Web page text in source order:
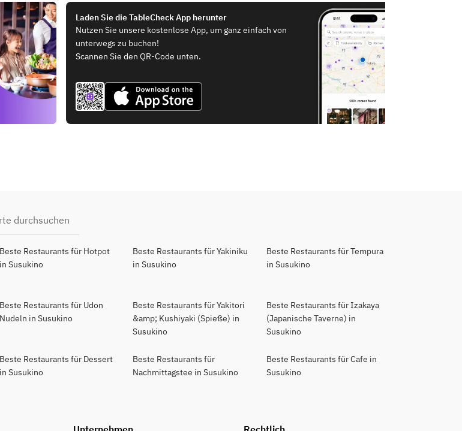
Laden Sie die TableCheck App herunter
Nutzen Sie unsere kostenlose App, um ganz einfach von
unterwegs zu buchen!
Scannen Sie den QR-Code unten.
durchsuchen
Beste Restaurants für Hotpot
in Susukino
Beste Restaurants für Yakiniku
in Susukino
Beste Restaurants für Tempura
in Susukino
Beste Restaurants für Udon
Nudeln in Susukino
Beste Restaurants für Yakitori
&amp; Kushiyaki (Spieße) in
Susukino
Beste Restaurants für Izakaya
(Japanische Taverne) in
Susukino
Beste Restaurants für Dessert
in Susukino
Beste Restaurants für
Nachmittagstee in Susukino
Beste Restaurants für Cafe in
Susukino